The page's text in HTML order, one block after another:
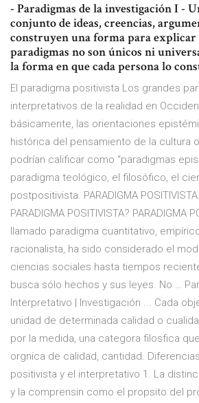
- Paradigmas de la investigación I -
conjunto de ideas, creencias,
construyen una forma para explicar
paradigmas no son únicos ni
la forma en que cada persona lo
El paradigma positivista Los grandes
interpretativos de la realidad en
básicamente, las orientaciones
histórica del pensamiento de la cultura
podrían calificar como “paradigmas
paradigma teológico, el filosófico, el
postpositivista. PARADIGMA
PARADIGMA POSITIVISTA? PARADIGMA
llamado paradigma cuantitativo,
racionalista, ha sido considerado el
ciencias sociales hasta tiempos
busca sólo hechos y sus leyes. No …
Interpretativo | Investigación ... Cada
unidad de determinada calidad o
por la medida, una categora filosfica
orgnica de calidad, cantidad.
positivista y el interpretativo 1. La
y la comprensin como el propsito del